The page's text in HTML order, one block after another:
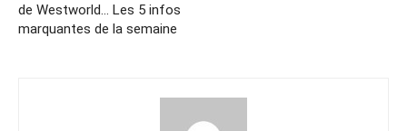
de Westworld… Les 5 infos
marquantes de la semaine